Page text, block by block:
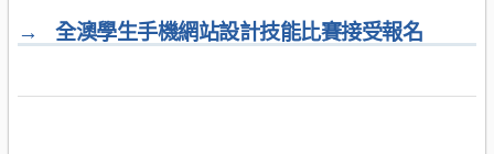
→
全澳學生手機網站設計技能比賽接受報名